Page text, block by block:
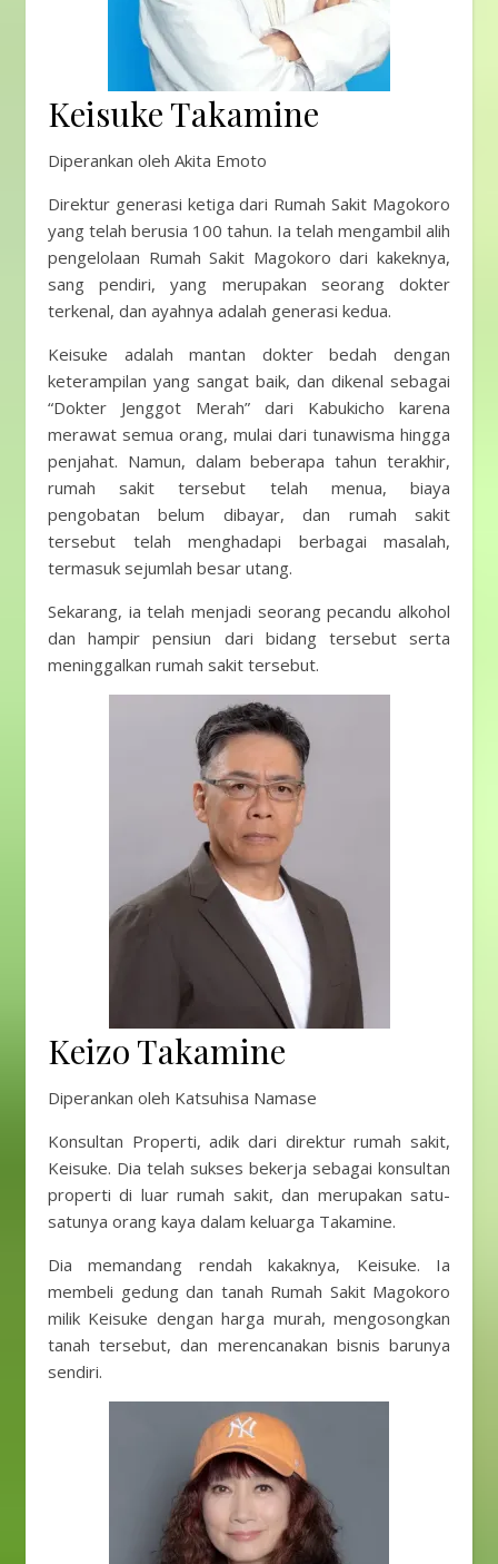
Keisuke Takamine
Diperankan oleh Akita Emoto
Direktur generasi ketiga dari Rumah Sakit Magokoro
yang telah berusia 100 tahun. Ia telah mengambil alih
pengelolaan Rumah Sakit Magokoro dari kakeknya,
sang pendiri, yang merupakan seorang dokter
terkenal, dan ayahnya adalah generasi kedua.
Keisuke adalah mantan dokter bedah dengan
keterampilan yang sangat baik, dan dikenal sebagai
“Dokter Jenggot Merah” dari Kabukicho karena
merawat semua orang, mulai dari tunawisma hingga
penjahat. Namun, dalam beberapa tahun terakhir,
rumah sakit tersebut telah menua, biaya
pengobatan belum dibayar, dan rumah sakit
tersebut telah menghadapi berbagai masalah,
termasuk sejumlah besar utang.
Sekarang, ia telah menjadi seorang pecandu alkohol
dan hampir pensiun dari bidang tersebut serta
meninggalkan rumah sakit tersebut.
Keizo Takamine
Diperankan oleh Katsuhisa Namase
Konsultan Properti, adik dari direktur rumah sakit,
Keisuke. Dia telah sukses bekerja sebagai konsultan
properti di luar rumah sakit, dan merupakan satu-
satunya orang kaya dalam keluarga Takamine.
Dia memandang rendah kakaknya, Keisuke. Ia
membeli gedung dan tanah Rumah Sakit Magokoro
milik Keisuke dengan harga murah, mengosongkan
tanah tersebut, dan merencanakan bisnis barunya
sendiri.